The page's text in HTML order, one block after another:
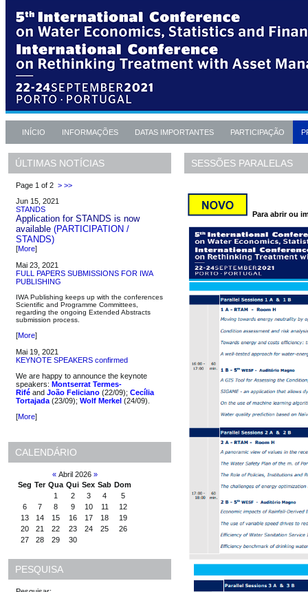
INÍCIO INFORMAÇÕES DATAS IMPORTANTES PARTICIPAÇÃO
ÚLTIMAS NOTÍCIAS
Page 1 of 2 > >>
Jun 15, 2021
STANDS
Application for STANDS is now
available (PARTICIPATION /
STANDS)
[More]
Mai 23, 2021
FULL PAPERS SUBMISSIONS FOR IWA
PUBLISHING
IWA Publishing keeps up with the conferences
Scientific and Programme Committees,
regarding the ongoing Extended Abstracts
submission process.
[More]
Mai 19, 2021
KEYNOTE SPEAKERS confirmed
We are happy to announce the keynote
speakers: Montserrat Termes-
Rifé and João Feliciano (22/09); Cecília
Tortajada (23/09); Wolf Merkel (24/09).
[More]
CALENDÁRIO
«Abril 2026 »
Seg Ter Qua Qui Sex Sab Dom
1
2 3 4
5
6
7 8 9 10 11
12
13
14 15 16 17 18
19
20
21 22 23 24 25
26
27
28 29 30
PESQUISA
SESSÕES PARALELAS
Para abrir ou